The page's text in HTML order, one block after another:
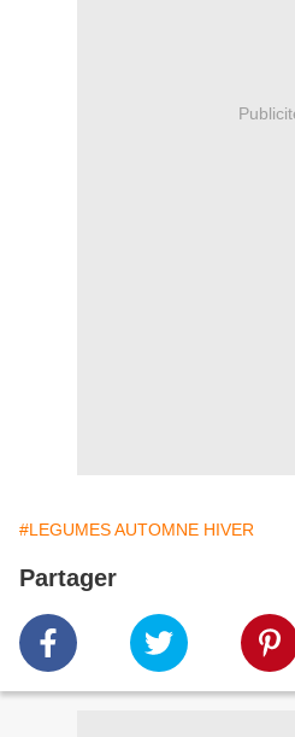
#LEGUMES AUTOMNE HIVER
Partager